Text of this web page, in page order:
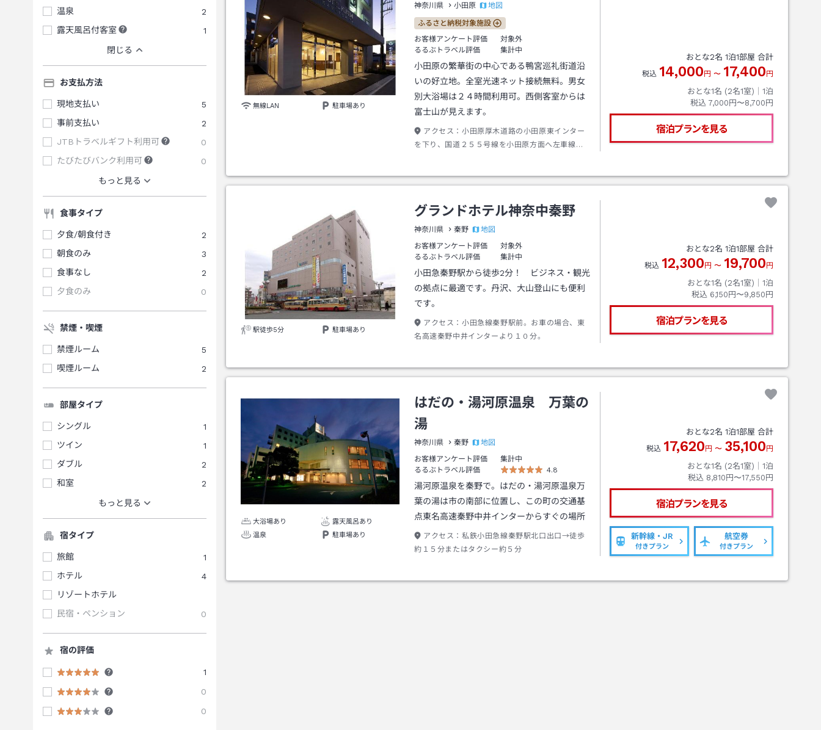
温泉
2
露天風呂付客室
1
閉じる
お支払方法
現地支払い
5
事前支払い
2
JTBトラベルギフト利用可
0
たびたびバンク利用可
0
もっと見る
食事タイプ
夕食/朝食付き
2
朝食のみ
3
食事なし
2
夕食のみ
0
禁煙・喫煙
禁煙ルーム
5
喫煙ルーム
2
部屋タイプ
シングル
1
ツイン
1
ダブル
2
和室
2
もっと見る
宿タイプ
旅館
1
ホテル
4
リゾートホテル
民宿・ペンション
0
宿の評価
1
0
0
無線LAN 駐車場あり
神奈川県 小田原 地図
ふるさと納税対象施設
お客様アンケート評価
対象外
るるぶトラベル評価
集計中
小田原の繁華街の中心である鴨宮巡礼街道沿
いの好立地。全室光速ネット接続無料。男女
別大浴場は２４時間利用可。西側客室からは
富士山が見えます。
アクセス： 小田原厚木道路の小田原東インター
を下り、国道２５５号線を小田原方面へ左車線。
の駐車場利用は有料。
おとな2名 1泊1部屋 合計
税込 14,000 円 〜 17,400 円
おとな1名 (2名1室)｜ 1泊
税込 7,000円〜8,700円
宿泊プランを見る
駅徒歩5分 駐車場あり
グランドホテル神奈中秦野
神奈川県 秦野
地図
お客様アンケート評価
対象外
るるぶトラベル評価
集計中
小田急秦野駅から徒歩2分！ ビジネス・観光
の拠点に最適です。丹沢、大山登山にも便利
です。
アクセス： 小田急線秦野駅前。お車の場合、東
名高速秦野中井インターより１０分。
おとな2名 1泊1部屋 合計
税込 12,300 円 〜 19,700 円
おとな1名 (2名1室)｜ 1泊
税込 6,150円〜9,850円
宿泊プランを見る
大浴場あり
露天風呂あり
温泉
駐車場あり
はだの・湯河原温泉 万葉の
湯
神奈川県 秦野
地図
お客様アンケート評価
集計中
るるぶトラベル評価
4.8
湯河原温泉を秦野で。はだの・湯河原温泉万
葉の湯は市の南部に位置し、この町の交通基
点東名高速秦野中井インターからすぐの場所
アクセス： 私鉄小田急線秦野駅北口出口→徒歩
約１５分またはタクシー約５分
おとな2名 1泊1部屋 合計
税込 17,620 円 〜 35,100 円
おとな1名 (2名1室)｜ 1泊
税込 8,810円〜17,550円
宿泊プランを見る
新幹線・JR
付きプラン
航空券
付きプラン